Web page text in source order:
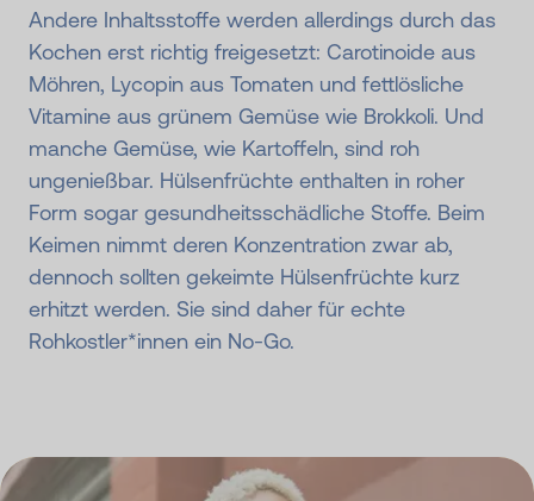
Andere Inhaltsstoffe werden allerdings durch das
Kochen erst richtig freigesetzt: Carotinoide aus
Möhren, Lycopin aus Tomaten und fettlösliche
Vitamine aus grünem Gemüse wie Brokkoli. Und
manche Gemüse, wie Kartoffeln, sind roh
ungenießbar. Hülsenfrüchte enthalten in roher
Form sogar gesundheitsschädliche Stoffe. Beim
Keimen nimmt deren Konzentration zwar ab,
dennoch sollten gekeimte Hülsenfrüchte kurz
erhitzt werden. Sie sind daher für echte
Rohkostler*innen ein No-Go.